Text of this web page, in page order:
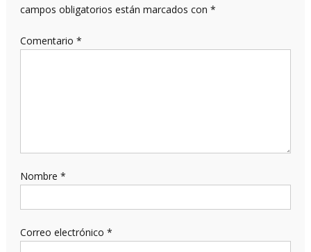
campos obligatorios están marcados con *
Comentario *
Nombre *
Correo electrónico *